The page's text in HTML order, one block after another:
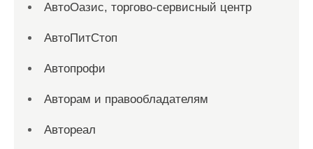
АвтоОазис, торгово-сервисный центр
АвтоПитСтоп
Автопрофи
Авторам и правообладателям
Автореал